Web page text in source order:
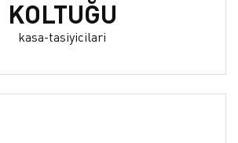
KOLTUĞU
kasa-tasiyicilari